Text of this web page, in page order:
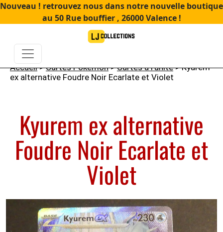
Nouveau ! retrouvez nous dans notre nouvelle boutique
au 50 Rue bouffier , 26000 Valence !
Accueil>Cartes Pokémon>Cartes à l'unité> Kyurem
ex alternative Foudre Noir Ecarlate et Violet
Kyurem ex alternative
Foudre Noir Ecarlate et
Violet